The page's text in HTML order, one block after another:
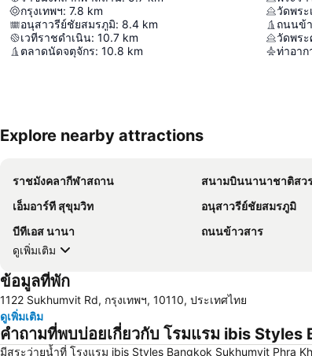
กรุงเทพฯ: 7.8 km
อนุสาวรีย์ชัยสมรภูมิ: 8.4 km
เวทีราชดำเนิน: 10.7 km
ตลาดนัดจตุจักร: 10.8 km
ถนนข้
วัดพร
ท่าอา
Explore nearby attractions
ราชมังคลากีฬาสถาน สนามบินนานาชาติสว
เอ็มอาร์ที สุขุมวิท
อนุสาวรีย์ชัยสมรภูมิ
บีทีเอส นานา
ถนนข้าวสาร
ดูเพิ่มเติม
ข้อมูลที่พัก
1122 Sukhumvit Rd, กรุงเทพฯ, 10110, ประเทศไทย
ดูเพิ่มเติม
คำถามที่พบบ่อยเกี่ยวกับ โรมแรม ibis
มีสระว่ายน้ำที่ โรงแรม ibis Styles Bangkok Sukhumvit Phra